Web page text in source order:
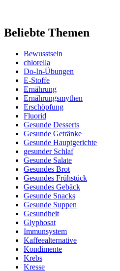
Beliebte Themen
Bewusstsein
chlorella
Do-In-Übungen
E-Stoffe
Ernährung
Ernährungsmythen
Erschöpfung
Fluorid
Gesunde Desserts
Gesunde Getränke
Gesunde Hauptgerichte
gesunder Schlaf
Gesunde Salate
Gesundes Brot
Gesundes Frühstück
Gesundes Gebäck
Gesunde Snacks
Gesunde Suppen
Gesundheit
Glyphosat
Immunsystem
Kaffeealternative
Kondimente
Krebs
Kresse